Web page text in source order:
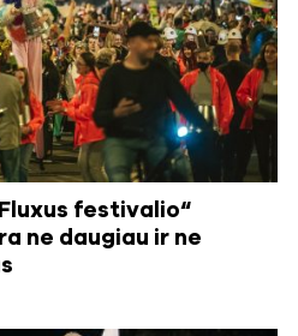
festivalio“
ne daugiau ir ne